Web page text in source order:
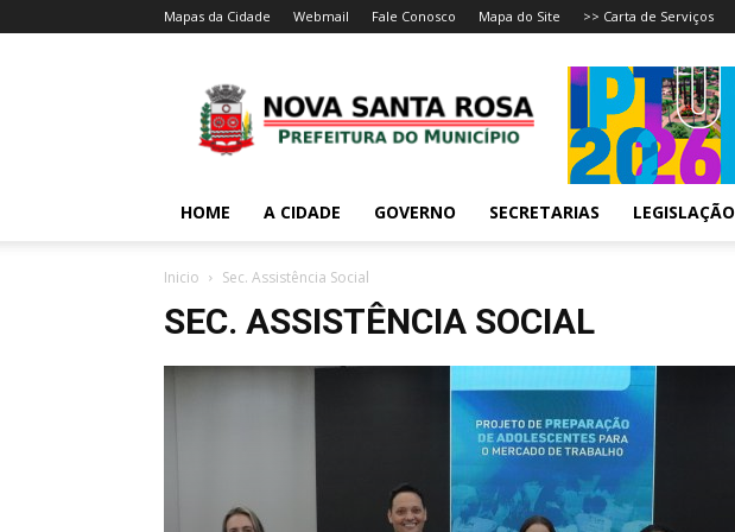
Mapas da Cidade Webmail Fale Conosco Mapa do Site >> Carta de Serviços
HOME A CIDADE GOVERNO SECRETARIAS LEGISLAÇÃO
Inicio Sec. Assistência Social
SEC. ASSISTÊNCIA SOCIAL